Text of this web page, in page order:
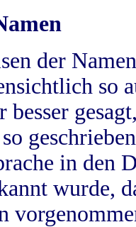
der
so
besser
in
wurde,